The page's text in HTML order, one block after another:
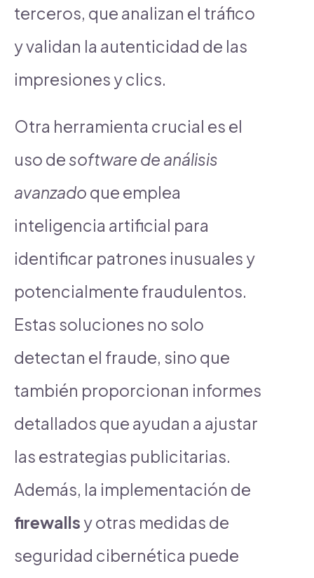
terceros, que analizan el tráfico
y validan la autenticidad de las
impresiones y clics.
Otra herramienta crucial es el
uso desoftware de análisis
avanzado que emplea
inteligencia artificial para
identificar patrones inusuales y
potencialmente fraudulentos.
Estas soluciones no solo
detectan el fraude, sino que
también proporcionan informes
detallados que ayudan a ajustar
las estrategias publicitarias.
Además, la implementación de
firewalls y otras medidas de
seguridad cibernética puede